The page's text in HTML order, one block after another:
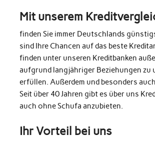
Mit unserem
finden Sie immer Deutschlands
sind Ihre Chancen auf das beste
finden unter unseren Kreditbanken
aufgrund langjähriger Beziehungen zu
erfüllen. Außerdem und besonders
Seit über 40 Jahren gibt es über uns
auch ohne Schufa anzubieten.
Ihr Vorteil bei uns